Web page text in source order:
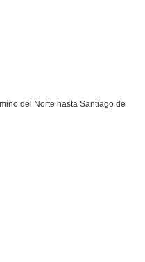
del Norte hasta Santiago de